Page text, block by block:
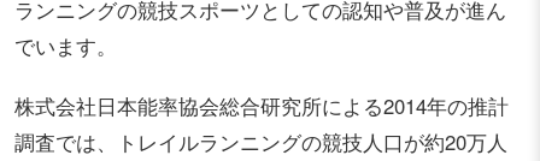
ランニングの競技スポーツとしての認知や普及が進ん
でいます。
株式会社日本能率協会総合研究所による2014年の推計
調査では、トレイルランニングの競技人口が約20万人